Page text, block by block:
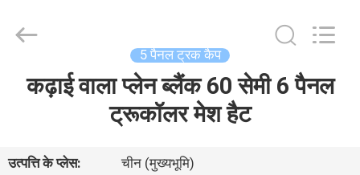
Manufacturing
Reserved.
5 पैनल ट्रक कैप
कढ़ाई वाला प्लेन ब्लैंक 60 सेमी 6 पैनल
ट्रूकॉलर मेश हैट
उत्पत्ति के प्लेस:
चीन (मुख्यभूमि)